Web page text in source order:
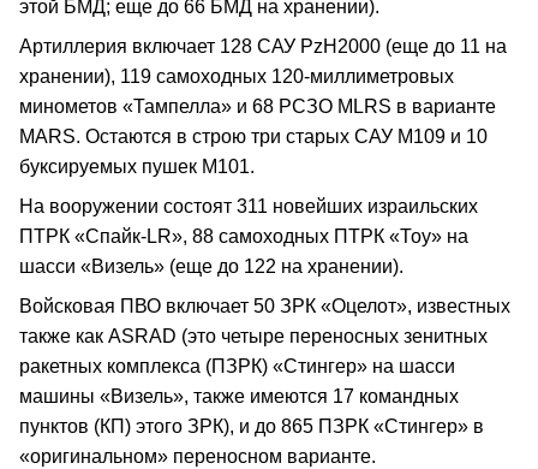
этой БМД; еще до 66 БМД на хранении).
Артиллерия включает 128 САУ PzH2000 (еще до 11 на
хранении), 119 самоходных 120-миллиметровых
минометов «Тампелла» и 68 РСЗО MLRS в варианте
MARS. Остаются в строю три старых САУ М109 и 10
буксируемых пушек М101.
На вооружении состоят 311 новейших израильских
ПТРК «Спайк-LR», 88 самоходных ПТРК «Тоу» на
шасси «Визель» (еще до 122 на хранении).
Войсковая ПВО включает 50 ЗРК «Оцелот», известных
также как ASRAD (это четыре переносных зенитных
ракетных комплекса (ПЗРК) «Стингер» на шасси
машины «Визель», также имеются 17 командных
пунктов (КП) этого ЗРК), и до 865 ПЗРК «Стингер» в
«оригинальном» переносном варианте.